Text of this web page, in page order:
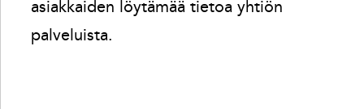
asiakkaiden löytämää tietoa yhtiön
palveluista.